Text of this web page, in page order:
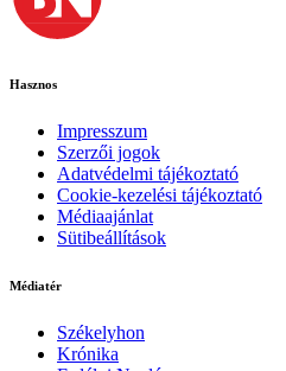
Hasznos
Impresszum
Szerzői jogok
Adatvédelmi tájékoztató
Cookie-kezelési tájékoztató
Médiaajánlat
Sütibeállítások
Médiatér
Székelyhon
Krónika